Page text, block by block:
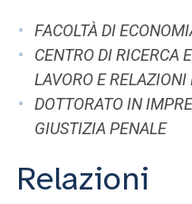
FACOLTÀ DI
CENTRO DI RICERCA
LAVORO E
DOTTORATO IN
GIUSTIZIA PENALE
Relazioni